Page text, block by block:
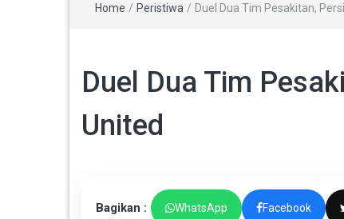
Home / Peristiwa / Duel Dua Tim Pesakitan,
Duel Dua Tim
United
Bagikan : WhatsApp Facebook